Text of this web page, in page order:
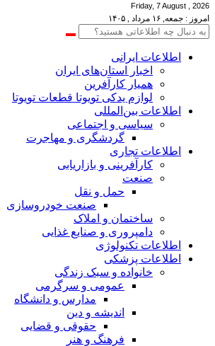
Friday, 7 August , 2026
امروز : جمعه, ۱۶ مرداد , ۱۴۰۵
اطلاعات‌ ‎ایرانی
اخبار استان‌های ایران
همیار کارآفرین
لوازم یدکی تویوتا قطعات تویوتا
اطلاعات بین‌المللی
سیاسی و اجتماعی
گردشگری و مهاجرت
اطلاعات تجاری
کارآفرینی و بازاریابی
صنعت
حمل و نقل
صنعت خودروسازی
ساختمان و املاک
دامپروری و صنایع غذایی
اطلاعات تکنولوژی
اطلاعات پزشکی
خانواده و سبک زندگی
عمومی و سرگرمی
مدارس و دانشگاه
اندیشه و دین
حقوقی و قضایی
فرهنگ و هنر